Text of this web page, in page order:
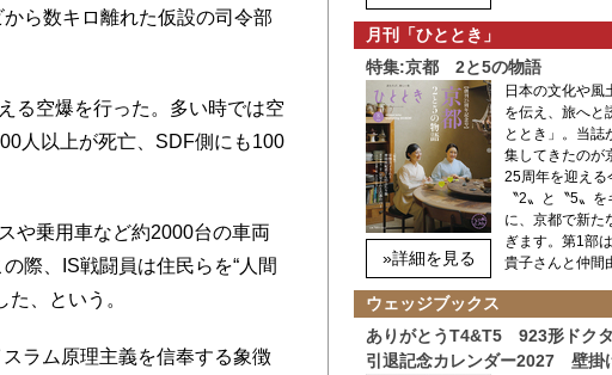
ら数キロ離れた仮設の司令部
る空爆を行った。多い時では空
人以上が死亡、SDF側にも100
や乗用車など約2000台の車両
際、IS戦闘員は住民らを“人間
、という。
ラム原理主義を信奉する象徴
月刊「ひととき」
特集:京都 2と5の物語
»詳細を見る
日本の文化や風
を伝え、旅へと
ととき」。当誌
集してきたのが
25周年を迎える
〝2〟と〝5〟
に、京都で新た
ぎます。第1部
貴子さんと仲間
ウェッジブックス
ありがとうT4&T5 923形ドク
引退記念カレンダー2027 壁掛